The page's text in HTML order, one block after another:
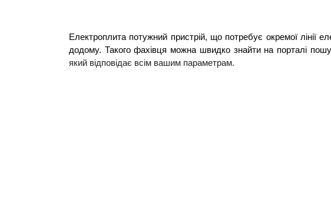
Електроплита потужний пристрій, що потребує окремої лінії
додому. Такого фахівця можна швидко знайти на порталі
який відповідає всім вашим параметрам.